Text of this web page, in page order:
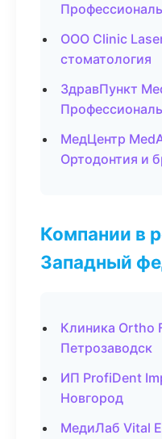
ООО Clinic
стоматология
ЗдравПункт
МедЦентр
Ортодонтия и
Компании в
Западный
Клиника Ortho
Петрозаводск
ИП ProfiDent
Новгород
МедиЛаб Vital